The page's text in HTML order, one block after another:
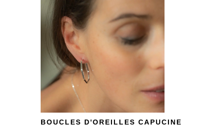
BOUCLES D'OREILLES CAPUCINE